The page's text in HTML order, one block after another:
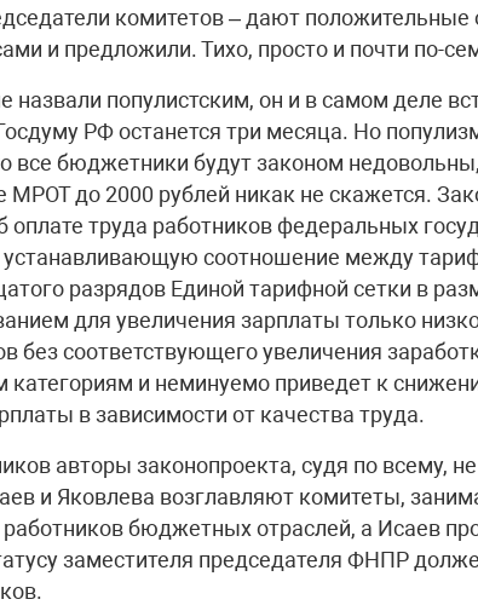
комитетов – дают
и предложили. Тихо, просто и почти по-
назвали популистским, он и в самом деле
РФ останется три месяца. Но
все бюджетники будут законом
до 2000 рублей никак не скажется.
труда работников федеральных
устанавливающую соотношение между
разрядов Единой тарифной сетки в
для увеличения зарплаты только
без соответствующего увеличения
и неминуемо приведет к
в зависимости от качества труда.
авторы законопроекта, судя по всему,
и Яковлева возглавляют комитеты,
бюджетных отраслей, а Исаев
заместителя председателя ФНПР